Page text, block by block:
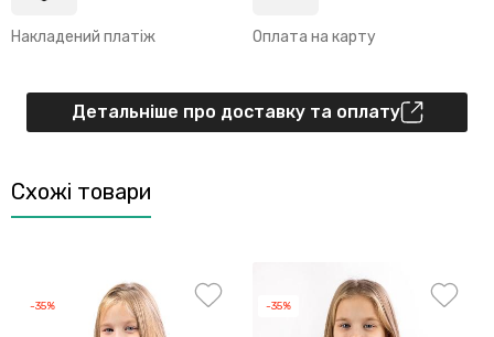
Накладений платіж Оплата на карту
Детальніше про доставку та оплату
Схожі товари
-35% -35%